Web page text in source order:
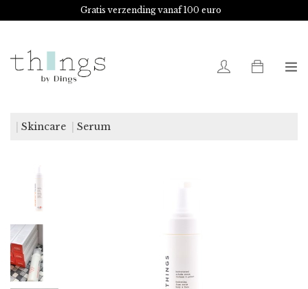
Gratis verzending vanaf 100 euro
Skincare Serum